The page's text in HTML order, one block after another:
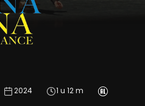
2024 1 u 12 m